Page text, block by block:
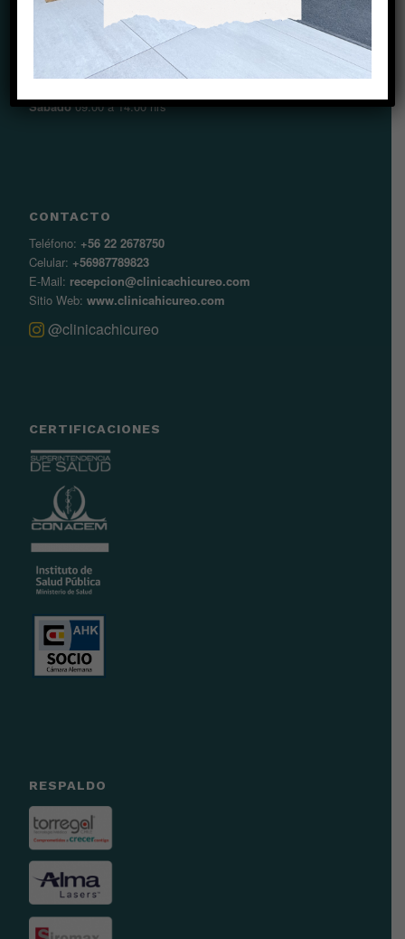
Sábado09:00 a 14:00 hrs
CONTACTO
Teléfono: +56 22 2678750
Celular: +56987789823
E-Mail: recepcion@clinicachicureo.com
Sitio Web:www.clinicahicureo.com
@clinicachicureo
CERTIFICACIONES
RESPALDO